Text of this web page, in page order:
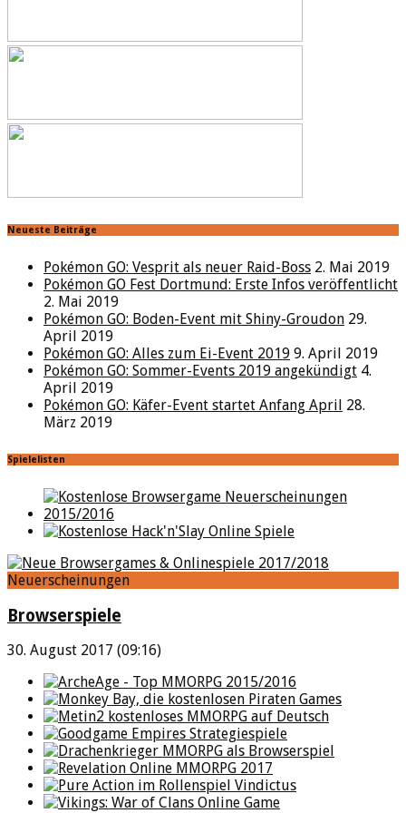
Neueste Beiträge
Pokémon GO: Vesprit als neuer Raid-Boss 2. Mai 2019
Pokémon GO Fest Dortmund: Erste Infos veröffentlicht
2. Mai 2019
Pokémon GO: Boden-Event mit Shiny-Groudon 29.
April 2019
Pokémon GO: Alles zum Ei-Event 2019 9. April 2019
Pokémon GO: Sommer-Events 2019 angekündigt 4.
April 2019
Pokémon GO: Käfer-Event startet Anfang April 28.
März 2019
Spielelisten
Neuerscheinungen
Browserspiele
30. August 2017 (09:16)